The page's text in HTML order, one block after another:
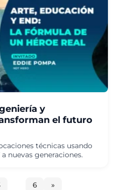
y
el futuro
técnicas usando
nuevas generaciones.
6 »